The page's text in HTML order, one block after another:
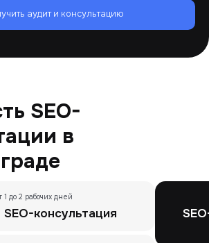
аудит и консультацию
SEO-
в
1 до 2 рабочих дней
SEO-консультация